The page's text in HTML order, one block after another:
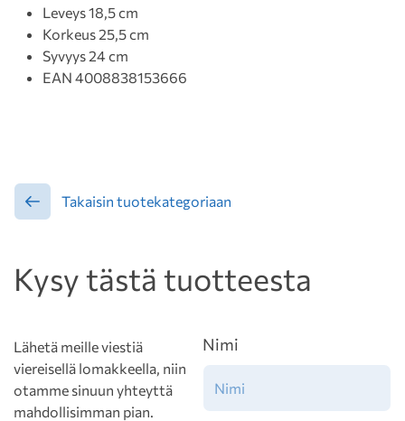
Leveys 18,5 cm
Korkeus 25,5 cm
Syvyys 24 cm
EAN 4008838153666
Takaisin tuotekategoriaan
Kysy tästä tuotteesta
Lähetä meille viestiä
viereisellä lomakkeella, niin
otamme sinuun yhteyttä
mahdollisimman pian.
Nimi